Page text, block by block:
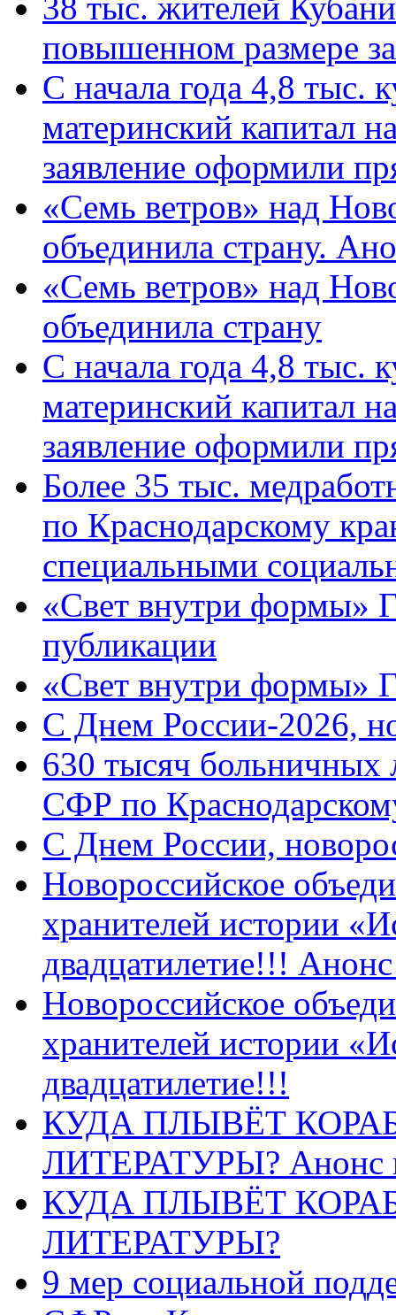
повышенном размере
С начала года 4,8 тыс.
материнский капитал
заявление оформили
«Семь ветров» над
объединила страну.
«Семь ветров» над
объединила страну
С начала года 4,8 тыс.
материнский капитал
заявление оформили
Более 35 тыс.
по Краснодарскому
специальными
«Свет внутри формы»
публикации
«Свет внутри формы»
C Днем России-2026,
630 тысяч больничных
СФР по
C Днем России,
Новороссийское
хранителей истории
двадцатилетие!!!
Новороссийское
хранителей истории
двадцатилетие!!!
КУДА ПЛЫВЁТ
ЛИТЕРАТУРЫ? Анонс
КУДА ПЛЫВЁТ
ЛИТЕРАТУРЫ?
9 мер социальной